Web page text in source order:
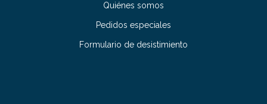
Quiénes somos
Pedidos especiales
Formulario de desistimiento